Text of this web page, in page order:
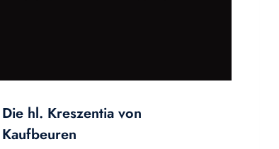
Die hl. Kreszentia von
Kaufbeuren